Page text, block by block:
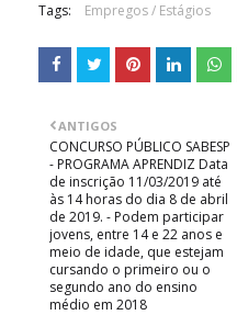
Tags: Empregos / Estágios
ANTIGOS
CONCURSO PÚBLICO SABESP
- PROGRAMA APRENDIZ Data
de inscrição 11/03/2019 até
às 14 horas do dia 8 de abril
de 2019. - Podem participar
jovens, entre 14 e 22 anos e
meio de idade, que estejam
cursando o primeiro ou o
segundo ano do ensino
médio em 2018